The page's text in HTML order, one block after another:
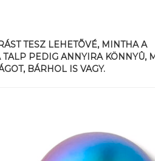
TESZ LEHETÕVÉ, MINTHA A
TALP PEDIG ANNYIRA KÖNNYÛ,
BÁRHOL IS VAGY.